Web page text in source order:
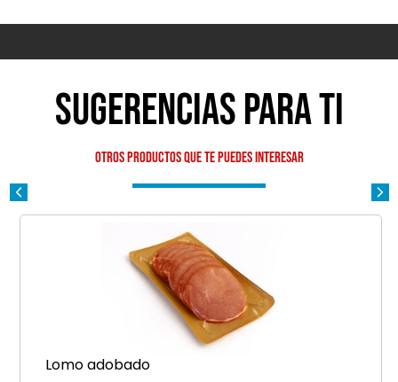
Sugerencias para ti
Otros productos que te puedes interesar
Lomo adobado